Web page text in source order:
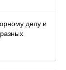
делу и